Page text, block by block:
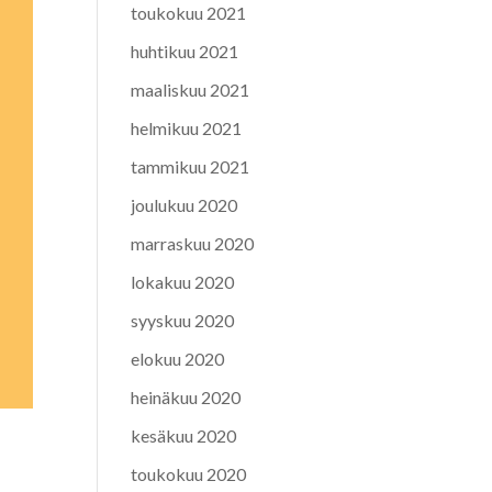
toukokuu 2021
huhtikuu 2021
maaliskuu 2021
helmikuu 2021
tammikuu 2021
joulukuu 2020
marraskuu 2020
lokakuu 2020
syyskuu 2020
elokuu 2020
heinäkuu 2020
kesäkuu 2020
toukokuu 2020